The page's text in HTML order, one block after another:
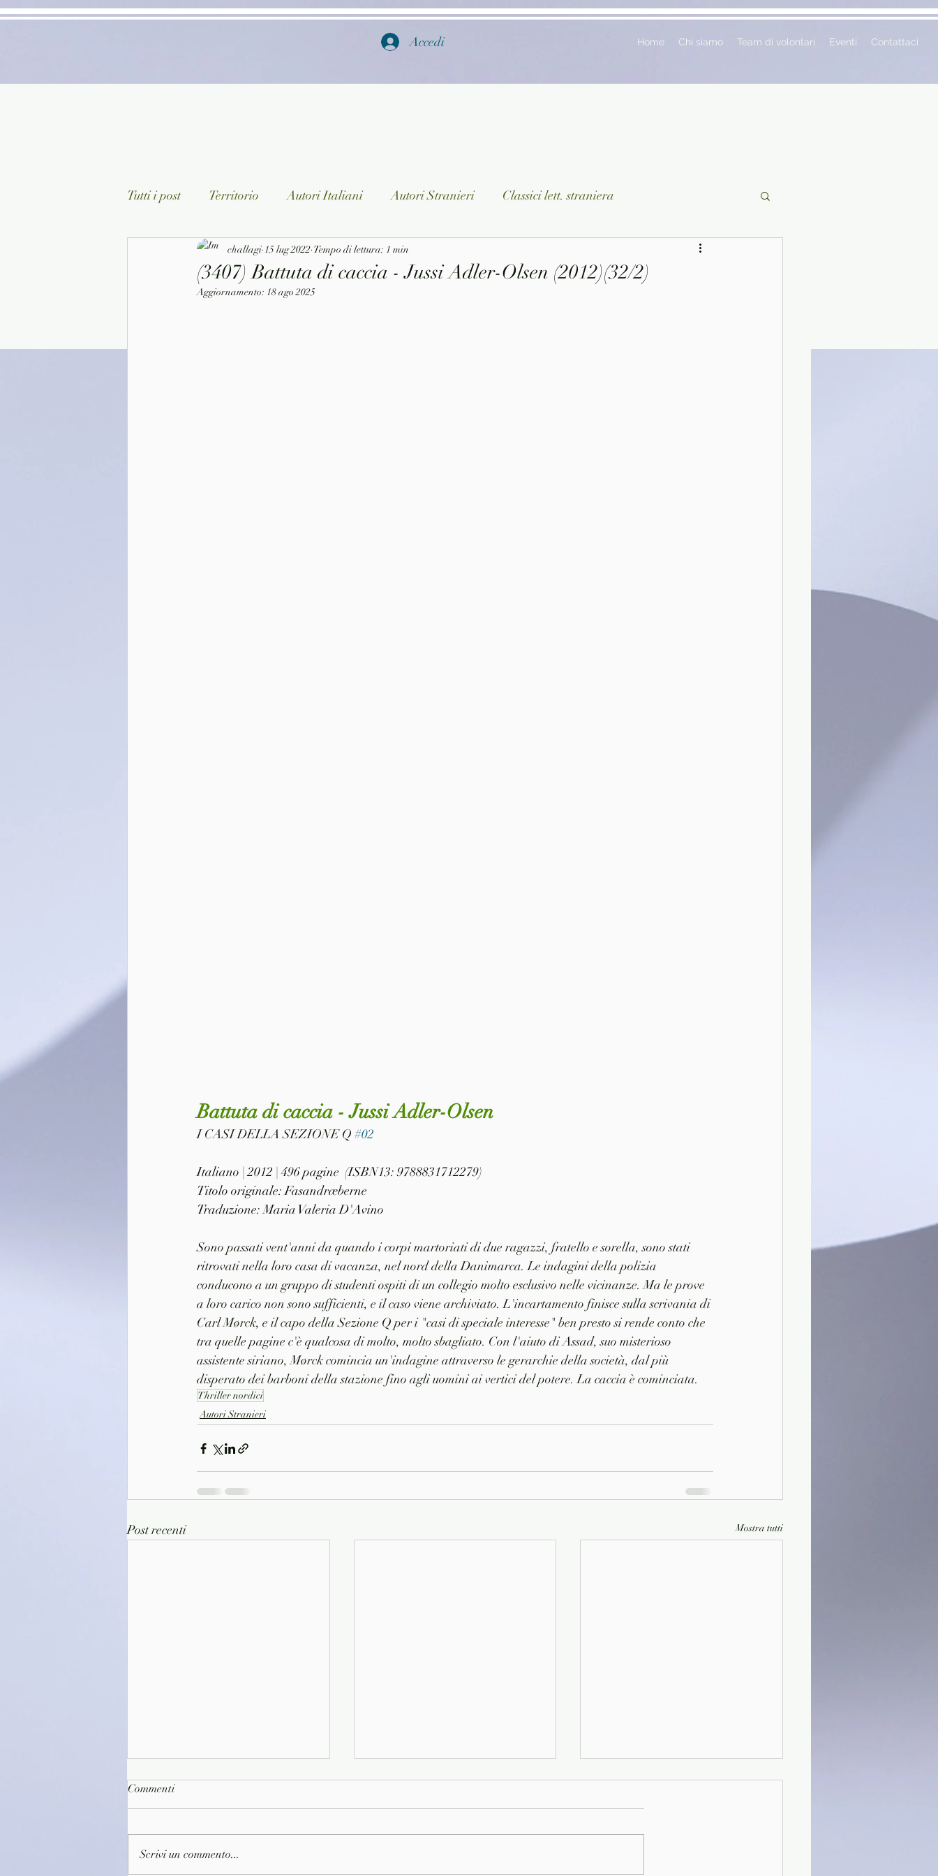
Accedi Home Chi siamo Team di volontari Eventi Contattaci
Tutti i post Territorio Autori Italiani Autori Stranieri Classici lett. straniera
Classici lett. italiana Saggistica Ragazzi
(3407) Battuta di caccia - Jussi Adler-Olsen (2012)(32/2)
challagi 15 lug 2022 Tempo di lettura: 1 min
Aggiornamento: 18 ago 2025
Battuta di caccia - Jussi Adler-Olsen
I CASI DELLA SEZIONE Q #02
Italiano | 2012 | 496 pagine  (ISBN13: 9788831712279)
Titolo originale: Fasandræberne
Traduzione: Maria Valeria D'Avino
Sono passati vent'anni da quando i corpi martoriati di due ragazzi, fratello e sorella, sono stati
ritrovati nella loro casa di vacanza, nel nord della Danimarca. Le indagini della polizia
conducono a un gruppo di studenti ospiti di un collegio molto esclusivo nelle vicinanze. Ma le prove
a loro carico non sono sufficienti, e il caso viene archiviato. L'incartamento finisce sulla scrivania di
Carl Mørck, e il capo della Sezione Q per i "casi di speciale interesse" ben presto si rende conto che
tra quelle pagine c'è qualcosa di molto, molto sbagliato. Con l'aiuto di Assad, suo misterioso
assistente siriano, Mørck comincia un'indagine attraverso le gerarchie della società, dal più
disperato dei barboni della stazione fino agli uomini ai vertici del potere. La caccia è cominciata.
Thriller nordici
Autori Stranieri
Post recenti Mostra tutti
Commenti
Scrivi un commento...